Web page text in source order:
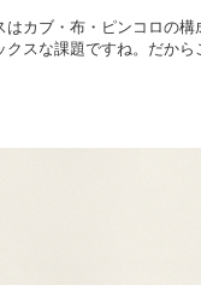
カブ・布・ピンコロの構
スな課題ですね。だか